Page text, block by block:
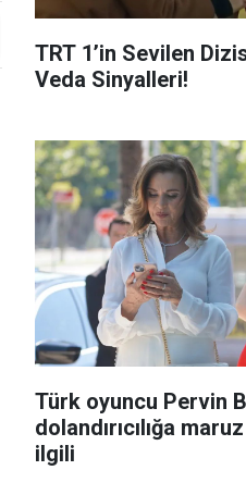
TRT 1’in Sevilen
Veda Sinyalleri!
Türk oyuncu Pervin
dolandırıcılığa
ilgili